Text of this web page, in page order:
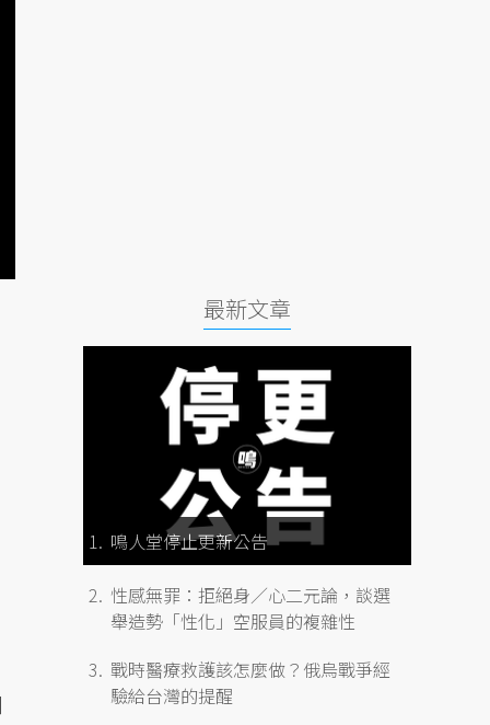
最新文章
鳴人堂停止更新公告
性感無罪：拒絕身／心二元論，談選
舉造勢「性化」空服員的複雜性
戰時醫療救護該怎麼做？俄烏戰爭經
驗給台灣的提醒